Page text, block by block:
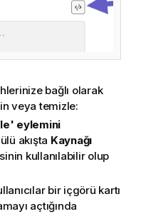
bağlı olarak
veya temizle:
eylemini
akışta Kaynağı
kullanılabilir olup
bir içgörü kartı
açtığında